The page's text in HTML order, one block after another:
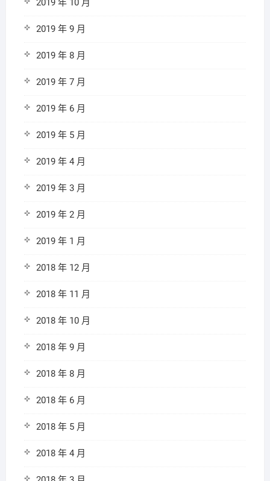
2019 年 10 月
2019 年 9 月
2019 年 8 月
2019 年 7 月
2019 年 6 月
2019 年 5 月
2019 年 4 月
2019 年 3 月
2019 年 2 月
2019 年 1 月
2018 年 12 月
2018 年 11 月
2018 年 10 月
2018 年 9 月
2018 年 8 月
2018 年 6 月
2018 年 5 月
2018 年 4 月